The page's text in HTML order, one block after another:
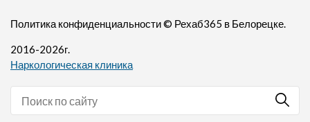
Политика конфиденциальности© Рехаб365 в Белорецке.
2016-2026г.
Наркологическая клиника